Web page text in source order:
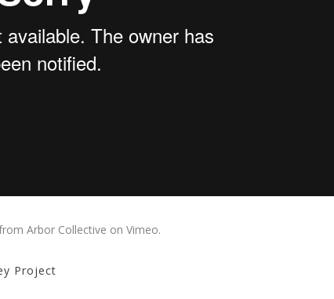
Arbor Collective on Vimeo.
Project